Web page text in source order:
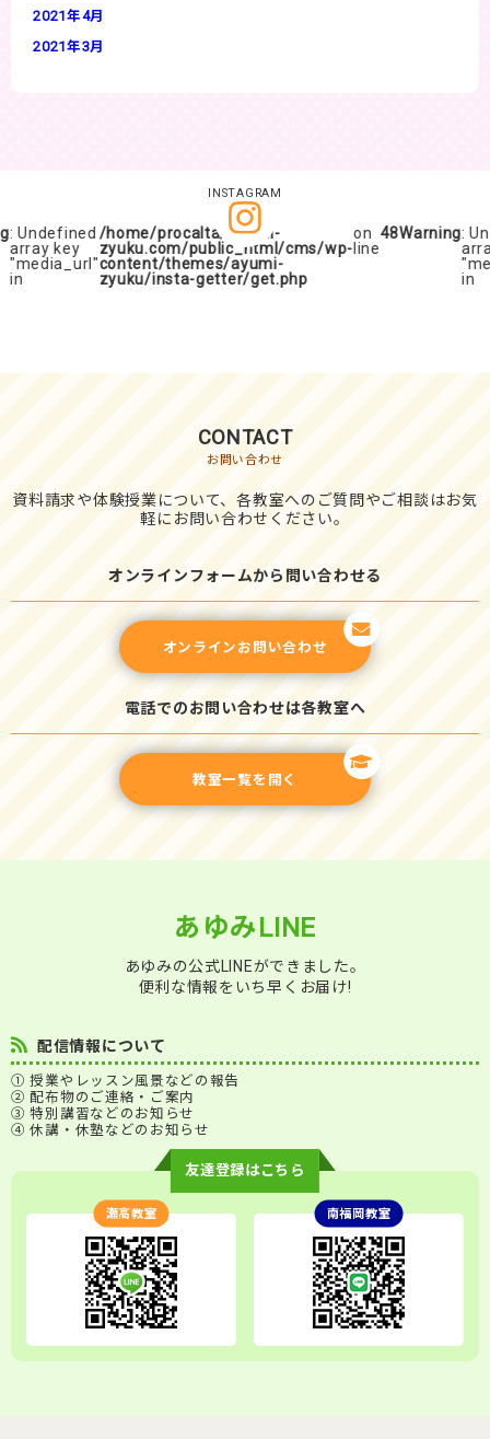
2021年4月
2021年3月
: Undefined
array key
"media_url"
in
/home/procalta/ayumi-
zyuku.com/public_html/cms/wp-
content/themes/ayumi-
zyuku/insta-getter/get.php
on
line
48Warning:
in
INSTAGRAM
CONTACT
お問い合わせ
資料請求や体験授業について、各教室へのご質問やご相談はお気
軽にお問い合わせください。
オンラインフォームから問い合わせる
オンラインお問い合わせ
電話でのお問い合わせは各教室へ
教室一覧を開く
あゆみLINE
あゆみの公式LINEができました。
便利な情報をいち早くお届け!
配信情報について
① 授業やレッスン風景などの報告
② 配布物のご連絡・ご案内
③ 特別講習などのお知らせ
④ 休講・休塾などのお知らせ
友達登録はこちら
瀬高教室 南福岡教室